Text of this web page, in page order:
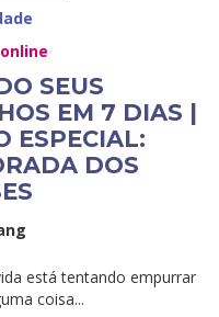
SEUS
EM 7 DIAS |
ESPECIAL:
DOS
está tentando empurrar
coisa...